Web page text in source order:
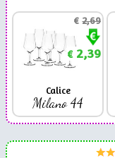
€2,69
€2,39
Calice
Milano 44